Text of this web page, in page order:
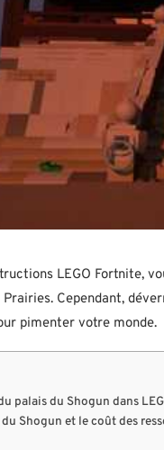
LEGO Fortnite,
Cependant,
pimenter votre monde.
palais du Shogun dans
Shogun et le coût des